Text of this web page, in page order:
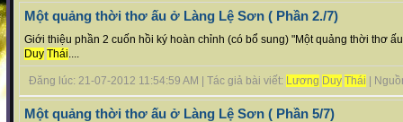
Một quảng thời thơ ấu ở Làng Lệ Sơn ( Phần 2./7)
Giới thiệu phần 2 cuốn hồi ký hoàn chỉnh (có bổ sung) "Một quảng thời thơ
Duy Thái....
Đăng lúc: 21-07-2012 11:54:59 AM | Tác giả bài viết: Lương Duy Thái |
Một quảng thời thơ ấu ở Làng Lệ Sơn ( Phần 5/7)